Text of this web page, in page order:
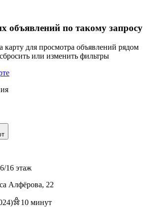
объявлений по такому запросу
карту для просмотра объявлений рядом
или изменить фильтры
6/16 этаж
Алфёрова, 22
10 минут